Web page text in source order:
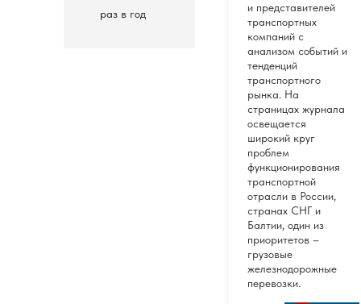
раз в год
и представителей
транспортных
компаний с
анализом событий и
тенденций
транспортного
рынка. На
страницах журнала
освещается
широкий круг
проблем
функционирования
транспортной
отрасли в России,
странах СНГ и
Балтии, один из
приоритетов –
грузовые
железнодорожные
перевозки.